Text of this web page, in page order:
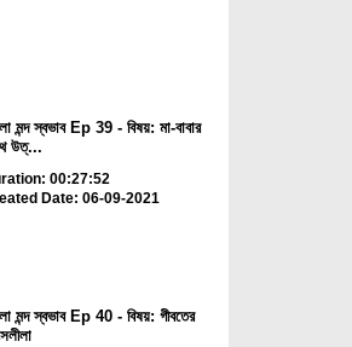
মন্দ স্বভাব Ep 39 - বিষয়: মা-বাবার
উত্...
00:27:52
Date: 06-09-2021
মন্দ স্বভাব Ep 40 - বিষয়: গীবতের